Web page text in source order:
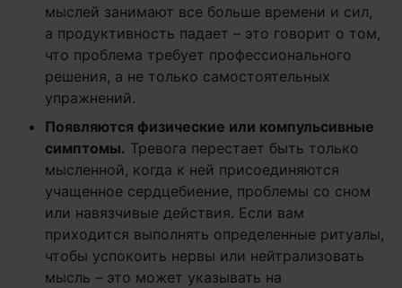
мыслей занимают все больше времени и сил,
а продуктивность падает – это говорит о том,
что проблема требует профессионального
решения, а не только самостоятельных
упражнений.
Появляются физические или компульсивные
симптомы. Тревога перестает быть только
мысленной, когда к ней присоединяются
учащенное сердцебиение, проблемы со сном
или навязчивые действия. Если вам
приходится выполнять определенные ритуалы,
чтобы успокоить нервы или нейтрализовать
мысль – это может указывать на